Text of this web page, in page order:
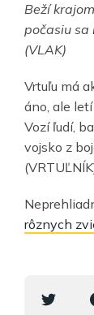
Beží
počasiu sa
(VLAK)
Vrtuľu má
áno, ale
Vozí ľudí,
vojsko z
rôznych